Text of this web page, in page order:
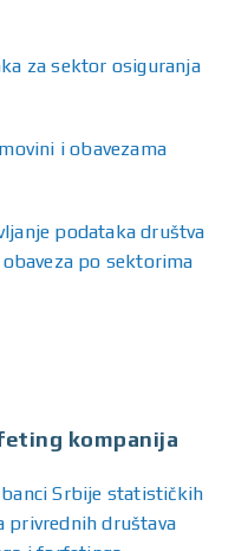
za sektor osiguranja
i obavezama
podataka društva
po sektorima
kompanija
Srbije statističkih
privrednih društava